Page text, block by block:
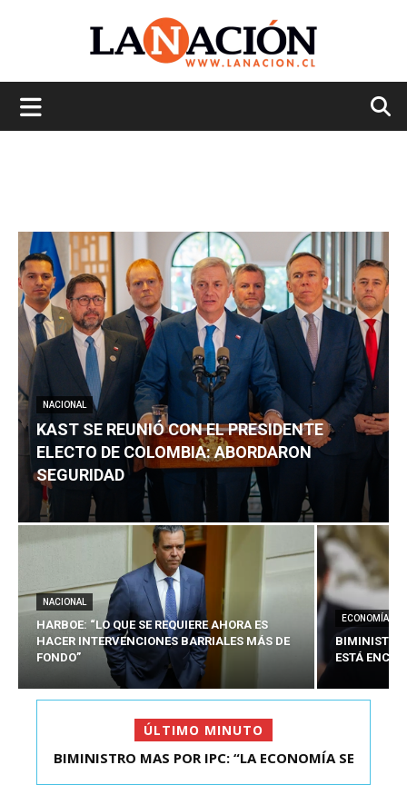
NACIONAL
KAST SE REUNIÓ CON EL PRESIDENTE
ELECTO DE COLOMBIA: ABORDARON
SEGURIDAD
NACIONAL
HARBOE: “LO QUE SE REQUIERE AHORA ES
HACER INTERVENCIONES BARRIALES MÁS DE
FONDO”
ECONOMÍA
BIMINISTRO
ESTÁ
ÚLTIMO MINUTO
KAST SE REUNIÓ CON EL PRESIDENTE ELECTO DE
BIMINISTRO MAS POR IPC: “LA ECONOMÍA SE